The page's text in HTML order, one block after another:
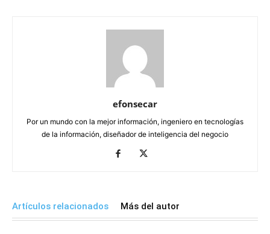
efonsecar
Por un mundo con la mejor información, ingeniero en tecnologías
de la información, diseñador de inteligencia del negocio
Artículos relacionados Más del autor